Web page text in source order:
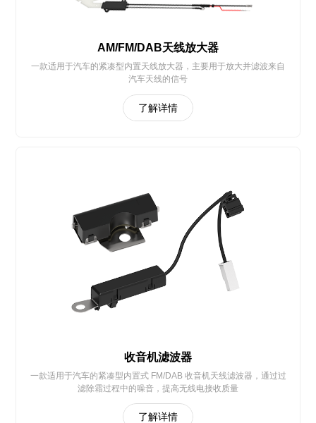
AM/FM/DAB天线放大器
一款适用于汽车的紧凑型内置天线放大器，主要用于放大并滤波来自
汽车天线的信号
了解详情
收音机滤波器
一款适用于汽车的紧凑型内置式 FM/DAB 收音机天线滤波器，通过过
滤除霜过程中的噪音，提高无线电接收质量
了解详情